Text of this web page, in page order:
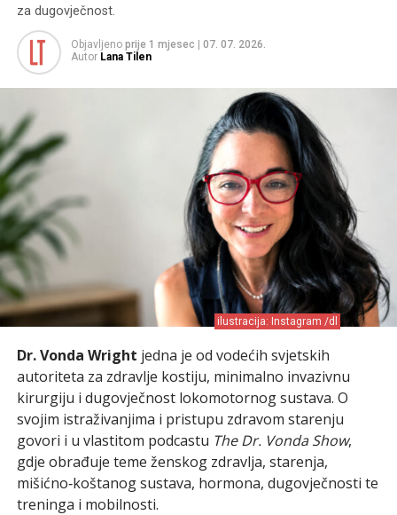
za dugovječnost.
Objavljeno prije 1 mjesec
07. 07. 2026.
Autor Lana Tilen
ilustracija: Instagram /dl
Dr. Vonda Wright jedna je od vodećih svjetskih
autoriteta za zdravlje kostiju, minimalno invazivnu
kirurgiju i dugovječnost lokomotornog sustava. O
svojim istraživanjima i pristupu zdravom starenju
govori i u vlastitom podcastu The Dr. Vonda Show,
gdje obrađuje teme ženskog zdravlja, starenja,
mišićno‑koštanog sustava, hormona, dugovječnosti te
treninga i mobilnosti.